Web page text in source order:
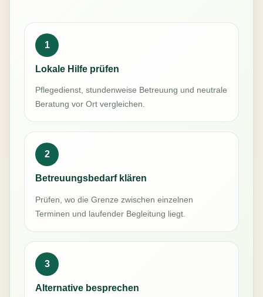
1
Lokale Hilfe prüfen
Pflegedienst, stundenweise Betreuung und neutrale
Beratung vor Ort vergleichen.
2
Betreuungsbedarf klären
Prüfen, wo die Grenze zwischen einzelnen
Terminen und laufender Begleitung liegt.
3
Alternative besprechen